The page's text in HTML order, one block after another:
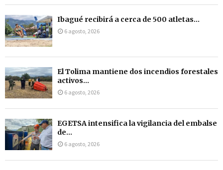
Ibagué recibirá a cerca de 500 atletas...
6 agosto, 2026
El Tolima mantiene dos incendios forestales
activos...
6 agosto, 2026
EGETSA intensifica la vigilancia del embalse
de...
6 agosto, 2026